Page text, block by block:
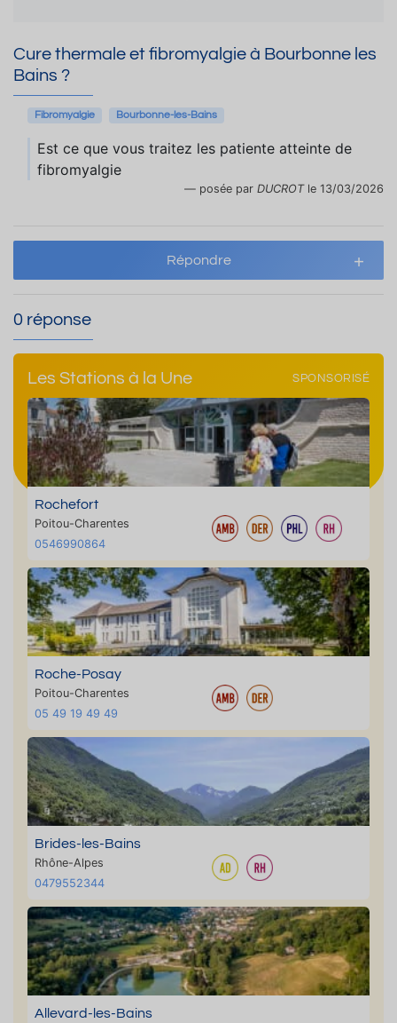
Cure thermale et fibromyalgie à Bourbonne les
Bains ?
Fibromyalgie Bourbonne-les-Bains
Est ce que vous traitez les patiente atteinte de
fibromyalgie
posée par DUCROTle 13/03/2026
Répondre
0 réponse
Les Stations à la Une SPONSORISÉ
Rochefort
Poitou-Charentes
0546990864
Roche-Posay
Poitou-Charentes
05 49 19 49 49
Brides-les-Bains
Rhône-Alpes
0479552344
Allevard-les-Bains